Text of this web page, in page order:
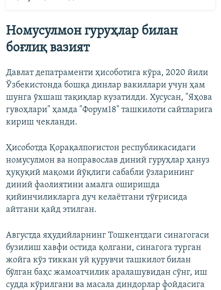
Номусулмон гуруҳлар билан
боғлиқ вазият
Давлат депатраменти ҳисоботига кўра, 2020 йили
Ўзбекистонда бошқа динлар вакиллари учун ҳам
шунга ўхшаш тақиқлар кузатилди. Хусусан, "Яҳова
гувоҳлари" ҳамда "Форум18" ташкилоти сайтларига
кириш чекланди.
Ҳисоботда Қорақалпоғистон республикасидаги
номусулмон ва ноправослав диний гуруҳлар ҳануз
ҳуқуқий мақоми йўқлиги сабабли ўзларининг
диний фаолиятини амалга оширишда
қийинчиликларга дуч келаётгани тўғрисида
айтгани қайд этилган.
Августда яҳудийларнинг Тошкентдаги синагогаси
бузилиш хавфи остида қолгани, синагога турган
жойга кўз тиккан уй қурувчи ташкилот билан
бўлган баҳс жамоатчилик аралашувидан сўнг, иш
судда кўрилгани ва масала диндорлар фойдасига